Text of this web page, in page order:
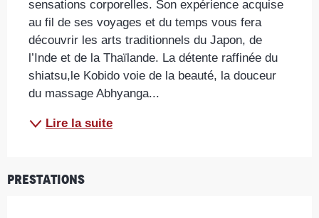
sensations corporelles. Son expérience acquise
au fil de ses voyages et du temps vous fera
découvrir les arts traditionnels du Japon, de
l’Inde et de la Thaïlande. La détente raffinée du
shiatsu,le Kobido voie de la beauté, la douceur
du massage Abhyanga...
Lire la suite
Prestations